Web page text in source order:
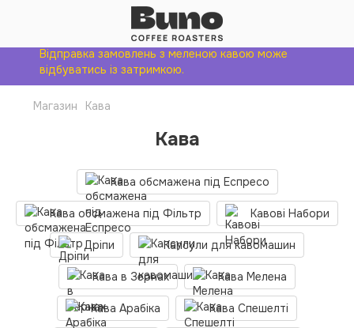
Відправка замовлень з меленою кавою може
відбуватись із затримкою.
Магазин Кава
Кава
Кава обсмажена під Еспресо
Кава обсмажена під Фільтр Кавові Набори
Дріпи Капсули для кавомашин
Кава в Зернах Кава Мелена
Кава Арабіка Кава Спешелті